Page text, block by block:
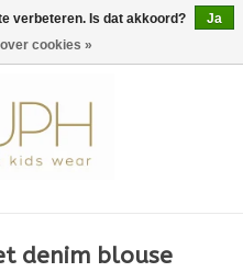
0 Artikelen - €0,00
denim blouse
verbeteren. Is dat akkoord?
Ja
cookies »